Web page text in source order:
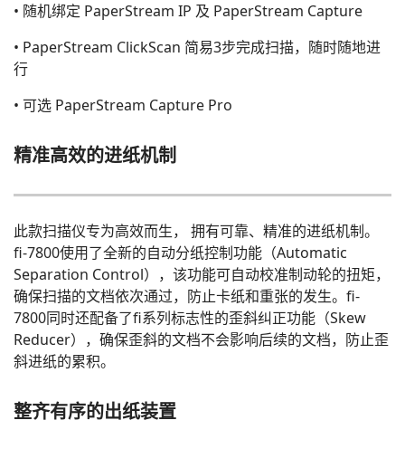
• 随机绑定 PaperStream IP 及 PaperStream Capture
• PaperStream ClickScan 简易3步完成扫描，随时随地进
行
• 可选 PaperStream Capture Pro
精准高效的进纸机制
此款扫描仪专为高效而生， 拥有可靠、精准的进纸机制。
fi-7800使用了全新的自动分纸控制功能（Automatic
Separation Control），该功能可自动校准制动轮的扭矩，
确保扫描的文档依次通过，防止卡纸和重张的发生。fi-
7800同时还配备了fi系列标志性的歪斜纠正功能（Skew
Reducer），确保歪斜的文档不会影响后续的文档，防止歪
斜进纸的累积。
整齐有序的出纸装置